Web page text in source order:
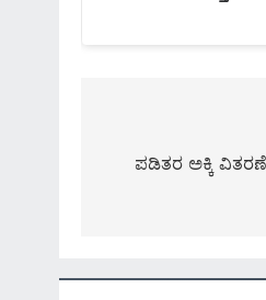
navigation
ಪಡಿತರ ಅಕ್ಕಿ